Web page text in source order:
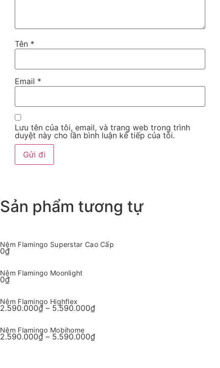
Tên *
Email *
Lưu tên của tôi, email, và trang web trong trình
duyệt này cho lần bình luận kế tiếp của tôi.
Sản phẩm tương tự
Nệm Flamingo Superstar Cao Cấp
0₫
Nệm Flamingo Moonlight
0₫
Nệm Flamingo Highflex
2.590.000₫ – 5.590.000₫
Nệm Flamingo Mobihome
2.590.000₫ – 5.590.000₫